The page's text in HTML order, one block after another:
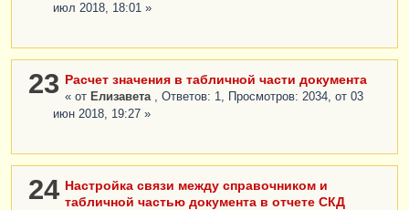
июл 2018, 18:01 »
23 Расчет значения в табличной части документа
« от Елизавета
, Ответов: 1, Просмотров: 2034, от 03
июн 2018, 19:27 »
24 Настройка связи между справочником и
табличной частью документа в отчете СКД